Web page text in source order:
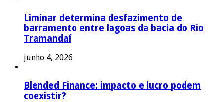
Liminar determina desfazimento de
barramento entre lagoas da bacia do Rio
Tramandaí
junho 4, 2026
Blended Finance: impacto e lucro podem
coexistir?